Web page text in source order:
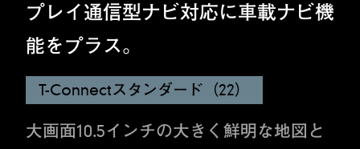
プレイ通信型ナビ対応に車載ナビ機
能をプラス。
T-Connectスタンダード（22）
大画面10.5インチの大きく鮮明な地図と